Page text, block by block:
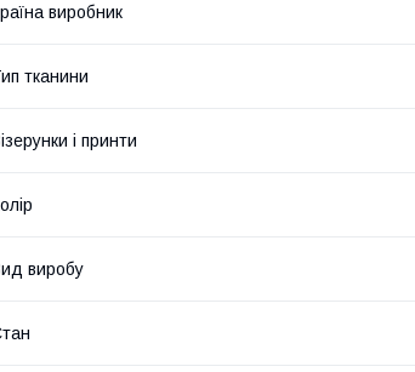
виробник
тканини
і принти
виробу